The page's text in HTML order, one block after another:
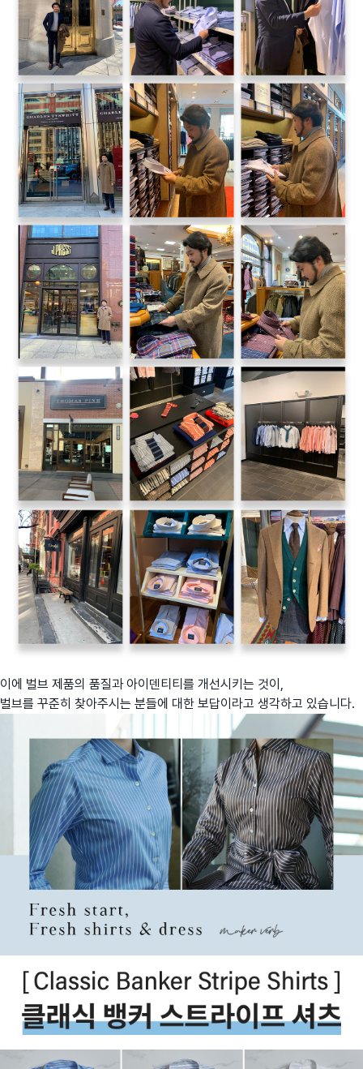
이에 벌브 제품의 품질과 아이덴티티를 개선시키는 것이,
벌브를 꾸준히 찾아주시는 분들에 대한 보답이라고 생각하고 있습니다.